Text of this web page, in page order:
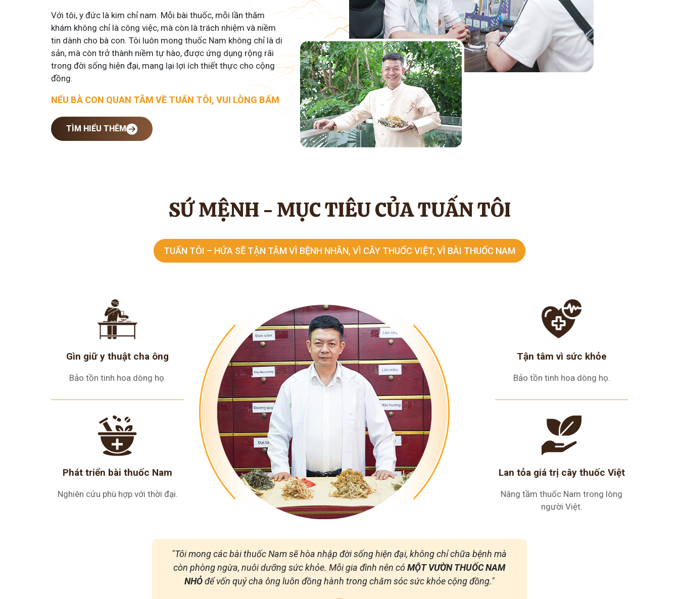
Với tôi, y đức là kim chỉ nam. Mỗi bài thuốc, mỗi lần thăm
khám không chỉ là công việc, mà còn là trách nhiệm và niềm
tin dành cho bà con. Tôi luôn mong thuốc Nam không chỉ là di
sản, mà còn trở thành niềm tự hào, được ứng dụng rộng rãi
trong đời sống hiện đại, mang lại lợi ích thiết thực cho cộng
đồng.
NẾU BÀ CON QUAN TÂM VỀ TUẤN TÔI, VUI LÒNG BẤM
TÌM HIỂU THÊM
SỨ MỆNH - MỤC TIÊU CỦA TUẤN TÔI
TUẤN TÔI – HỨA SẼ TẬN TÂM VÌ BỆNH NHÂN, VÌ CÂY THUỐC VIỆT, VÌ BÀI THUỐC NAM
Gìn giữ y thuật cha ông
Bảo tồn tinh hoa dòng họ.
Phát triển bài thuốc Nam
Nghiên cứu phù hợp với thời đại.
Tận tâm vì sức khỏe
Bảo tồn tinh hoa dòng họ.
Lan tỏa giá trị cây thuốc Việt
Nâng tầm thuốc Nam trong lòng
người Việt.
"Tôi mong các bài thuốc Nam sẽ hòa nhập đời sống hiện đại, không chỉ chữa bệnh mà
còn phòng ngừa, nuôi dưỡng sức khỏe. Mỗi gia đình nên cóMỘT VƯỜN THUỐC NAM
NHỎđể vốn quý cha ông luôn đồng hành trong chăm sóc sức khỏe cộng đồng."